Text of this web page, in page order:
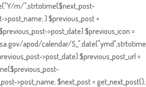
m/",strtotime($next_post-
>post_name; } $previous_post =
>post_date) $previous_icon =
apod/calendar/
>post_date) $previous_post_url =
>post_name; $next_post = get_next_post();